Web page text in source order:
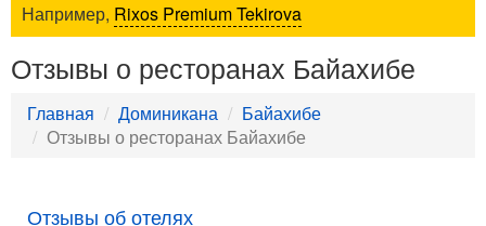
Например, Rixos Premium Tekirova
Отзывы о ресторанах Байахибе
Главная Доминикана
Байахибе
Отзывы о ресторанах Байахибе
Отзывы об отелях